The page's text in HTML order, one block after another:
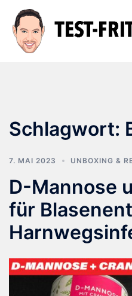
Inhalt
springen
Schlagwort:
7. MAI 2023 UNBOXING &
D-Mannose
für